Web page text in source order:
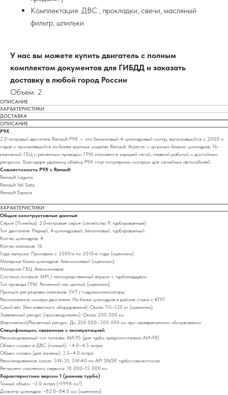
Комплектация: ДВС , прокладки, свечи, масляный
фильтр, шпильки
У нас вы можете купить двигатель с полным
комплектом документов для ГИБДД и заказать
доставку в любой город России
Объем: 2
ОПИСАНИЕ
ХАРАКТЕРИСТИКИ
ДОСТАВКА
ОПИСАНИЕ
P9X
2.0-литровый двигатель Renault P9X — это бензиновый 4-цилиндровый мотор, выпускавшийся с 2000-х
годов и применявшийся на более крупных моделях Renault. Агрегат с чугунным блоком цилиндров, 16-
клапанной ГБЦ и ремённым приводом ГРМ отличается хорошей тягой, плавной работой и достойным
ресурсом. Благодаря удачному объёму P9X стал популярным мотором для семейных автомобилей.
Совместимость P9X с Renault
Renault Laguna
Renault Vel Satis
Renault Espace
ХАРАКТЕРИСТИКИ
Общие конструктивные данные
Серия (Линейка): 2.0‑литровая серия (семейство P, турбированные)
Тип двигателя: Рядный, 4‑цилиндровый, бензиновый, турбированный
Кол-во цилиндров: 4
Кол-во клапанов: 16
Годы выпуска: Примерно с 2000‑х по 2010‑е годы (оценочно)
Материал блока цилиндров: Алюминиевый (оценочно)
Материал ГБЦ: Алюминиевая
Система питания: MPI / непосредственный впрыск с турбонаддувом
Тип привода ГРМ: Ременной или цепной (оценочно)
Принцип регулировки клапанов: VVT / гидрокомпенсаторы
Расположение номера двигателя: На блоке цилиндров в районе стыка с КПП
Сухой вес (без навесного оборудования): Около 115–130 кг (оценочно)
Заявленный ресурс (производителем): Около 200 000 км
Фактический/Расчетный ресурс: До 250 000–300 000 км при своевременном обслуживании
Спецификации, связанные с эксплуатацией
Рекомендованный тип топлива: АИ‑95 (для турбо предпочтительно АИ‑98)
Объем смазки в ДВС (полный): ~4.0–4.5 литра
Объем смазки (для замены): 3.5–4.0 литра
Рекомендованное масло: 5W‑30, 5W‑40 по API SN/SP, турбо‑совместимое
Регламент масляного сервиса: 10 000–15 000 км
Характеристики версии 1 (ранняя турбо)
Точный объем: ~2.0 литра (≈1998 см³)
Диаметр цилиндра: ~82.0–84.0 мм (оценочно)